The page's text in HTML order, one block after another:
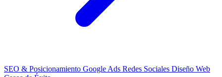
SEO & Posicionamiento Google Ads Redes Sociales Diseño Web